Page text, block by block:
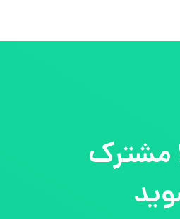
مشترک